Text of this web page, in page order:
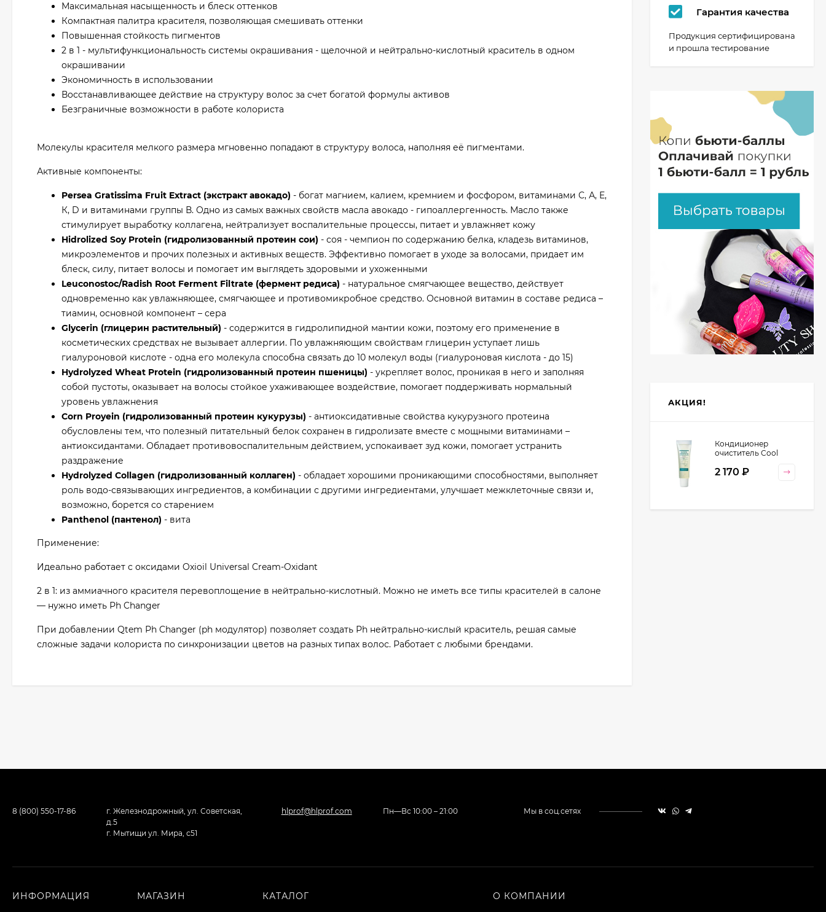
Максимальная насыщенность и блеск оттенков
Компактная палитра красителя, позволяющая смешивать оттенки
Повышенная стойкость пигментов
2 в 1 - мультифункциональность системы окрашивания - щелочной и нейтрально-кислотный краситель в одном
окрашивании
Экономичность в использовании
Восстанавливающее действие на структуру волос за счет богатой формулы активов
Безграничные возможности в работе колориста
Молекулы красителя мелкого размера мгновенно попадают в структуру волоса, наполняя её пигментами.
Активные компоненты:
Persea Gratissima Fruit Extract (экстракт авокадо) - богат магнием, калием, кремнием и фосфором, витаминами С, А, Е,
К, D и витаминами группы В. Одно из самых важных свойств масла авокадо - гипоаллергенность. Масло также
стимулирует выработку коллагена, нейтрализует воспалительные процессы, питает и увлажняет кожу
Hidrolized Soy Protein (гидролизованный протеин сои) - соя - чемпион по содержанию белка, кладезь витаминов,
микроэлементов и прочих полезных и активных веществ. Эффективно помогает в уходе за волосами, придает им
блеск, силу, питает волосы и помогает им выглядеть здоровыми и ухоженными
Leuconostoc/Radish Root Ferment Filtrate (фермент редиса) - натуральное смягчающее вещество, действует
одновременно как увлажняющее, смягчающее и противомикробное средство. Основной витамин в составе редиса –
тиамин, основной компонент – сера
Glycerin (глицерин растительный) - содержится в гидролипидной мантии кожи, поэтому его применение в
косметических средствах не вызывает аллергии. По увлажняющим свойствам глицерин уступает лишь
гиалуроновой кислоте - одна его молекула способна связать до 10 молекул воды (гиалуроновая кислота - до 15)
Hydrolyzed Wheat Protein (гидролизованный протеин пшеницы) - укрепляет волос, проникая в него и заполняя
собой пустоты, оказывает на волосы стойкое ухаживающее воздействие, помогает поддерживать нормальный
уровень увлажнения
Corn Proyein (гидролизованный протеин кукурузы) - антиоксидативные свойства кукурузного протеина
обусловлены тем, что полезный питательный белок сохранен в гидролизате вместе с мощными витаминами –
антиоксидантами. Обладает противовоспалительным действием, успокаивает зуд кожи, помогает устранить
раздражение
Hydrolyzed Collagen (гидролизованный коллаген) - обладает хорошими проникающими способностями, выполняет
роль водо-связывающих ингредиентов, а комбинации с другими ингредиентами, улучшает межклеточные связи и,
возможно, борется со старением
Panthenol (пантенол) - вита
Применение:
Идеально работает с оксидами Oxioil Universal Cream-Oxidant
2 в 1: из аммиачного красителя перевоплощение в нейтрально-кислотный. Можно не иметь все типы красителей в салоне
— нужно иметь Рh Changer
При добавлении Qtem Рh Changer (ph модулятор) позволяет создать Рh нейтрально-кислый краситель, решая самые
сложные задачи колориста по синхронизации цветов на разных типах волос. Работает с любыми брендами.
Гарантия качества
Продукция сертифицирована
и прошла тестирование
АКЦИЯ!
Кондиционер
очиститель Cool
Cosmetics, 130 гр
2 170 ₽
8 (800) 550-17-86
г. Железнодрожный, ул. Советская,
д.5
г. Мытищи ул. Мира, с51
hlprof@hlprof.com Пн—Вс 10:00 – 21:00 Мы в соц.сетях
ИНФОРМАЦИЯ МАГАЗИН КАТАЛОГ О КОМПАНИИ